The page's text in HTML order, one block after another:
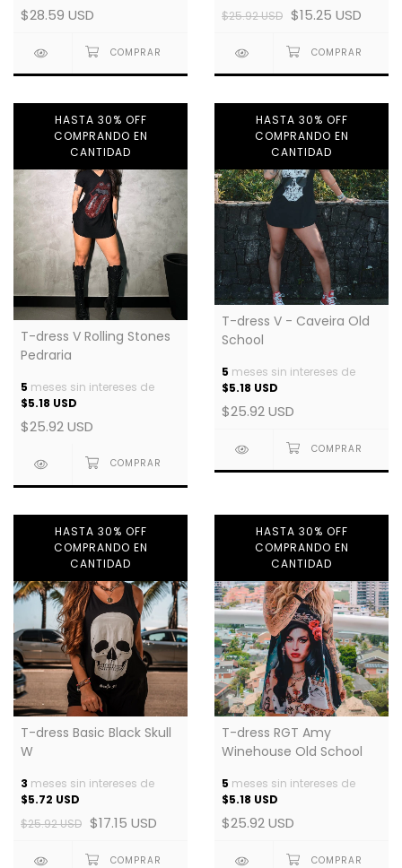
$28.59 USD
$25.92 USD $15.25 USD
HASTA 30% OFF
COMPRANDO EN
CANTIDAD
T-dress V Rolling Stones
Pedraria
5 meses sin intereses de
$5.18 USD
$25.92 USD
HASTA 30% OFF
COMPRANDO EN
CANTIDAD
T-dress V - Caveira Old
School
5 meses sin intereses de
$5.18 USD
$25.92 USD
HASTA 30% OFF
COMPRANDO EN
CANTIDAD
T-dress Basic Black Skull
W
3 meses sin intereses de
$5.72 USD
$25.92 USD $17.15 USD
HASTA 30% OFF
COMPRANDO EN
CANTIDAD
T-dress RGT Amy
Winehouse Old School
5 meses sin intereses de
$5.18 USD
$25.92 USD